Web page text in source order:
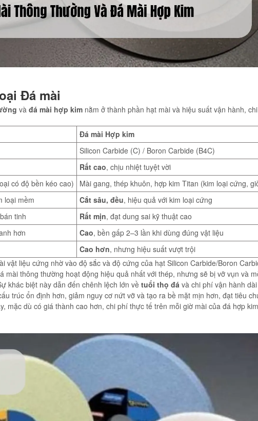
Đá mài
và đá mài hợp kim
nằm ở thành phần hạt mài và hiệu suất vận hành, chi
Đá mài Hợp kim
Silicon Carbide (C) / Boron Carbide (B4C)
Rất cao, chịu nhiệt tuyệt vời
có độ bền kéo cao) Mài gang, thép khuôn, hợp kim Titan (kim loại cứng,
loại mềm Cắt sâu, đều, hiệu quả với kim loại cứng
tinh Rất mịn, đạt dung sai kỹ thuật cao
hơn Cao, bền gấp 2–3 lần khi dùng đúng vật liệu
Cao hơn, nhưng hiệu suất vượt trội
vật liệu cứng nhờ vào độ sắc và độ cứng của hạt Silicon Carbide/Boron
mài thông thường hoạt động hiệu quả nhất với thép, nhưng sẽ bị vỡ vụn và
khác biệt này dẫn đến chênh lệch lớn vềtuổi thọ đávà chi phí vận hành
trúc ổn định hơn, giảm nguy cơ nứt vỡ và tạo ra bề mặt mịn hơn, đạt tiêu
mặc dù có giá thành cao hơn, chi phí thực tế trên mỗi giờ mài của đá hợp